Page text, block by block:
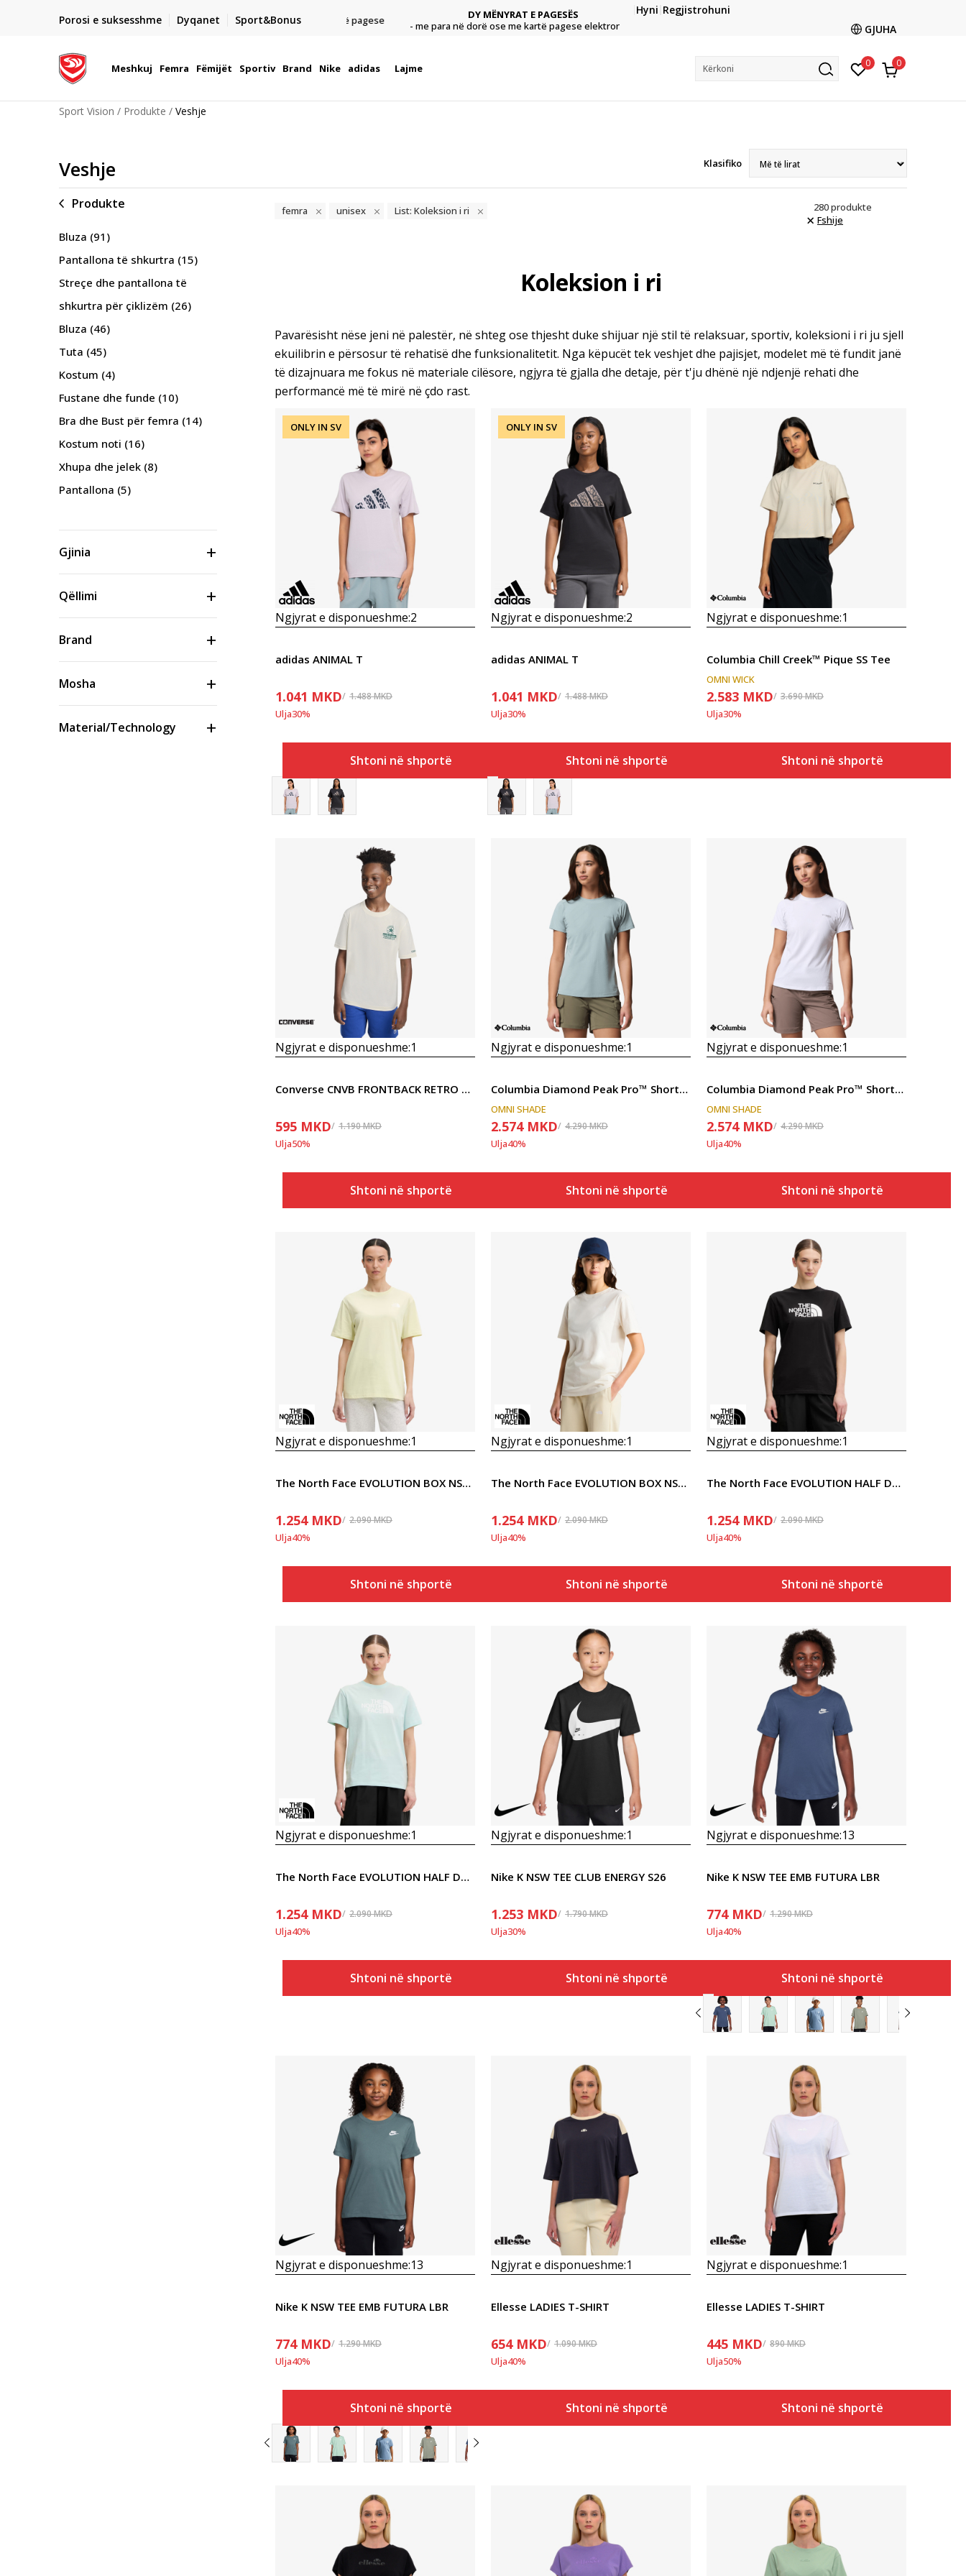
Porosi e suksesshme Dyqanet Sport&Bonus
- për të gjitha porositë me para në dorë ose me kartë pagese
DY MËNYRAT E PAGESËS
- me para në dorë ose me kartë pagese elektronike.
CLICK & COLLECT
Paguani me kartë online dhe bëni tërheqjen në dyqanin që ju
Hyni Regjistrohuni
GJUHA
Meshkuj Femra Fëmijët Sportiv Brand Nike adidas Lajme Kërkoni 0 0
Sport Vision Produkte Veshje
Veshje Klasifiko
Produkte
Bluza (91)
Pantallona të shkurtra (15)
Streçe dhe pantallona të
shkurtra për çiklizëm (26)
Bluza (46)
Tuta (45)
Kostum (4)
Fustane dhe funde (10)
Bra dhe Bust për femra (14)
Kostum noti (16)
Xhupa dhe jelek (8)
Pantallona (5)
Gjinia
Qëllimi
Brand
Mosha
Material/Technology
femra unisex List: Koleksion i ri 280produkte
Fshije
Koleksion i ri
Pavarësisht nëse jeni në palestër, në shteg ose thjesht duke shijuar një stil të relaksuar, sportiv, koleksioni i ri ju sjell
ekuilibrin e përsosur të rehatisë dhe funksionalitetit. Nga këpucët tek veshjet dhe pajisjet, modelet më të fundit janë
të dizajnuara me fokus në materiale cilësore, ngjyra të gjalla dhe detaje, për t'ju dhënë një ndjenjë rehati dhe
performancë më të mirë në çdo rast.
Krahasoni
ONLY IN SV
Ngjyrat e disponueshme:2
adidas ANIMAL T
1.041 MKD 1.488MKD
Ulja30%
Shtoni në shportë
Krahasoni
ONLY IN SV
Ngjyrat e disponueshme:2
adidas ANIMAL T
1.041 MKD 1.488MKD
Ulja30%
Shtoni në shportë
Krahasoni
Ngjyrat e disponueshme:1
Columbia Chill Creek™ Pique SS Tee
OMNI WICK
2.583 MKD 3.690MKD
Ulja30%
Shtoni në shportë
Krahasoni
Ngjyrat e disponueshme:1
Converse CNVB FRONTBACK RETRO SNKR TEE
595 MKD 1.190MKD
Ulja50%
Shtoni në shportë
Krahasoni
Ngjyrat e disponueshme:1
Columbia Diamond Peak Pro™ Short Sleeve
OMNI SHADE
2.574 MKD 4.290MKD
Ulja40%
Shtoni në shportë
Krahasoni
Ngjyrat e disponueshme:1
Columbia Diamond Peak Pro™ Short Sleeve
OMNI SHADE
2.574 MKD 4.290MKD
Ulja40%
Shtoni në shportë
Krahasoni
Ngjyrat e disponueshme:1
The North Face EVOLUTION BOX NSE REGULAR SHORT SLEEVE
1.254 MKD 2.090MKD
Ulja40%
Shtoni në shportë
Krahasoni
Ngjyrat e disponueshme:1
The North Face EVOLUTION BOX NSE REGULAR SHORT SLEEVE
1.254 MKD 2.090MKD
Ulja40%
Shtoni në shportë
Krahasoni
Ngjyrat e disponueshme:1
The North Face EVOLUTION HALF DOME RELAXED SHORT
1.254 MKD 2.090MKD
Ulja40%
Shtoni në shportë
Krahasoni
Ngjyrat e disponueshme:1
The North Face EVOLUTION HALF DOME RELAXED SHORT
1.254 MKD 2.090MKD
Ulja40%
Shtoni në shportë
Krahasoni
Ngjyrat e disponueshme:1
Nike K NSW TEE CLUB ENERGY S26
1.253 MKD 1.790MKD
Ulja30%
Shtoni në shportë
Krahasoni
Ngjyrat e disponueshme:13
Nike K NSW TEE EMB FUTURA LBR
774 MKD 1.290MKD
Ulja40%
Shtoni në shportë
Krahasoni
Ngjyrat e disponueshme:13
Nike K NSW TEE EMB FUTURA LBR
774 MKD 1.290MKD
Ulja40%
Shtoni në shportë
Krahasoni
Ngjyrat e disponueshme:1
Ellesse LADIES T-SHIRT
654 MKD 1.090MKD
Ulja40%
Shtoni në shportë
Krahasoni
Ngjyrat e disponueshme:1
Ellesse LADIES T-SHIRT
445 MKD 890MKD
Ulja50%
Shtoni në shportë